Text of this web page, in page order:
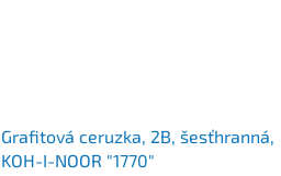
Grafitová ceruzka, 2B, šesťhranná,
KOH-I-NOOR "1770"